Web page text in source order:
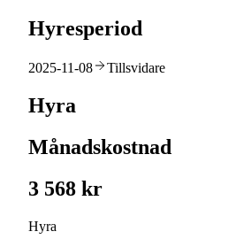
Hyresperiod
2025-11-08 Tillsvidare
Hyra
Månadskostnad
3 568 kr
Hyra